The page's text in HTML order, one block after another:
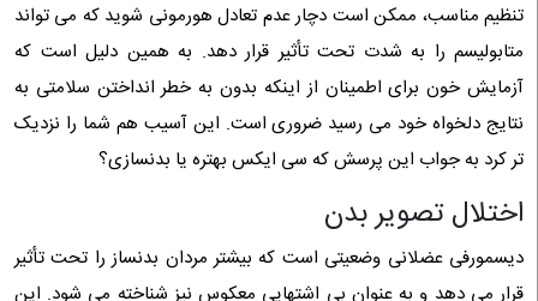
تنظیم مناسب، ممکن است دچار عدم تعادل هورمونی شوید که می تواند
متابولیسم را به شدت تحت تأثیر قرار دهد. به همین دلیل است که
آزمایش خون برای اطمینان از اینکه بدون به خطر انداختن سلامتی به
نتایج دلخواه خود می رسید ضروری است. این آسیب هم شما را نزدیک
تر کرد به جواب این پرسش که سی ایکس بهتره یا بدنسازی؟
اختلال تصویر بدن
دیسمورفی عضلانی وضعیتی است که بیشتر مردان بدنساز را تحت تأثیر
قرار می دهد و به عنوان بی اشتهایی معکوس نیز شناخته می شود. این